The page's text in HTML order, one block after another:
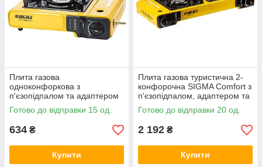
Плита газова
одноконфоркова з
п'єзопідпалом та адаптером
(кейс) SIGMA (2903431)
Готово до відправки 15 од.
634 ₴
Купити
Плита газова туристична 2-
конфорочна SIGMA Comfort з
п'єзопідпалом, адаптером та
кейсом (2903461)
Готово до відправки 20 од.
2 192 ₴
Купити